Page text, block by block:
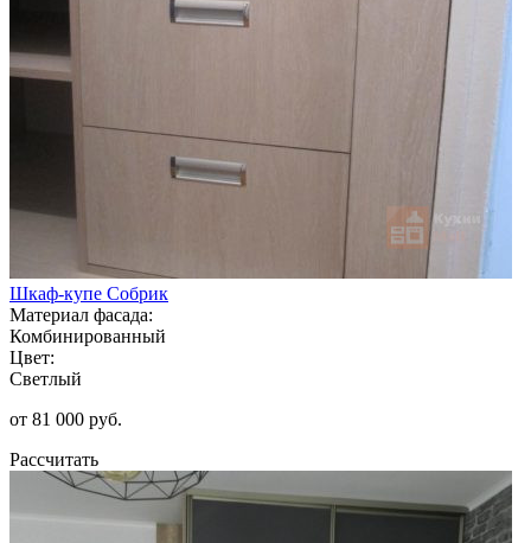
Шкаф-купе Собрик
Материал фасада:
Комбинированный
Цвет:
Светлый
от 81 000 руб.
Рассчитать